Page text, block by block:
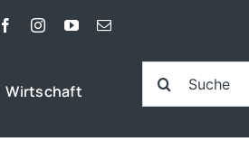
Wirtschaft
Suche
nach: